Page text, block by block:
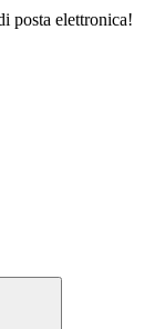
posta elettronica!